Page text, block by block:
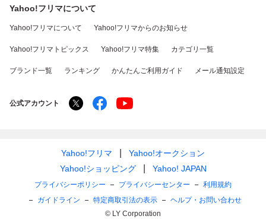
Yahoo!フリマについて
Yahoo!フリマについて Yahoo!フリマからのお知らせ
Yahoo!フリマトピックス Yahoo!フリマ特集 カテゴリ一覧
ブランド一覧 ランキング かんたんご利用ガイド メール通知設定
公式アカウント
Yahoo!フリマ
Yahoo!オークション
Yahoo!ショッピング
Yahoo! JAPAN
プライバシーポリシー プライバシーセンター
利用規約
ガイドライン
特定商取引法の表示
ヘルプ・お問い合わせ
© LY Corporation